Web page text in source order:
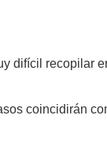
difícil recopilar
coincidirán